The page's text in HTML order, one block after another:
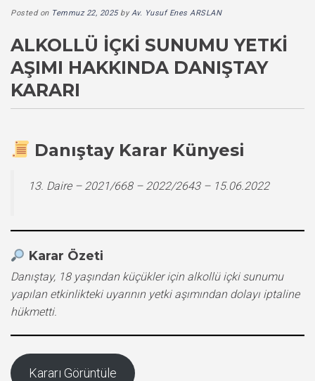
Posted on Temmuz 22, 2025byAv. Yusuf Enes ARSLAN
ALKOLLÜ İÇKI SUNUMU YETKI
AŞIMI HAKKINDA DANIŞTAY
KARARI
Danıştay Karar Künyesi
13. Daire – 2021/668 – 2022/2643 – 15.06.2022
Karar Özeti
Danıştay, 18 yaşından küçükler için alkollü içki sunumu
yapılan etkinlikteki uyarının yetki aşımından dolayı iptaline
hükmetti.
Kararı Görüntüle